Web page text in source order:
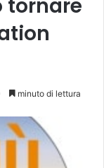
tornare
minuto di lettura